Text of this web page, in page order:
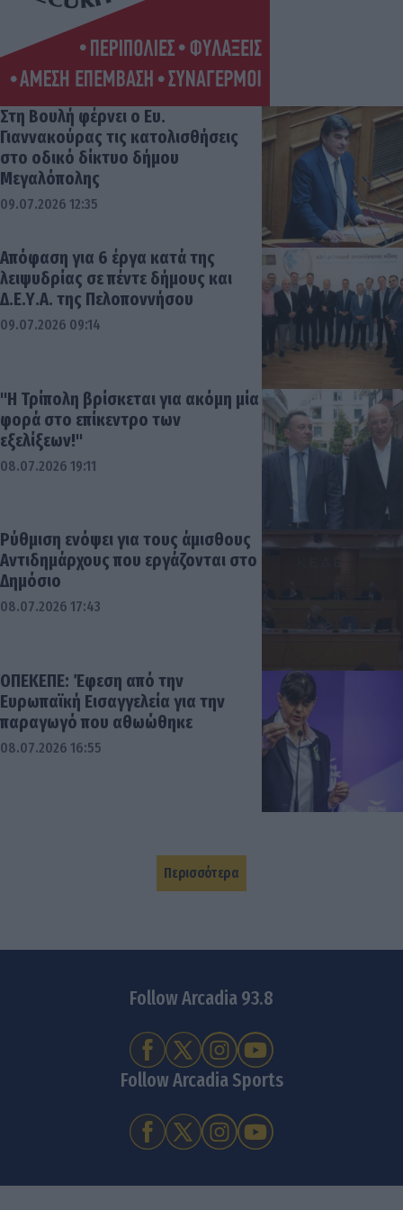
Στη Βουλή φέρνει ο Ευ.
Γιαννακούρας τις κατολισθήσεις
στο οδικό δίκτυο δήμου
Μεγαλόπολης
09.07.2026 12:35
Απόφαση για 6 έργα κατά της
λειψυδρίας σε πέντε δήμους και
Δ.Ε.Υ.Α. της Πελοποννήσου
09.07.2026 09:14
"Η Τρίπολη βρίσκεται για ακόμη μία
φορά στο επίκεντρο των
εξελίξεων!"
08.07.2026 19:11
Ρύθμιση ενόψει για τους άμισθους
Αντιδημάρχους που εργάζονται στο
Δημόσιο
08.07.2026 17:43
ΟΠΕΚΕΠΕ: Έφεση από την
Ευρωπαϊκή Εισαγγελεία για την
παραγωγό που αθωώθηκε
08.07.2026 16:55
Περισσότερα
Follow Arcadia 93.8
Follow Arcadia Sports